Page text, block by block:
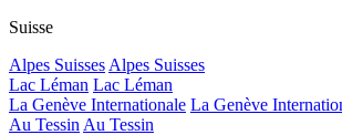
Suisse
Alpes Suisses Alpes Suisses
Lac Léman Lac Léman
La Genève Internationale La Genève
Au Tessin Au Tessin